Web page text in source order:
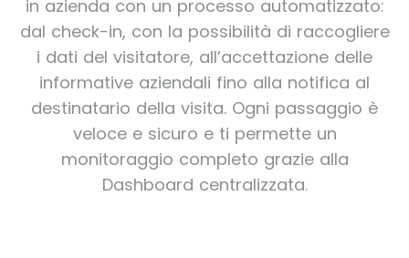
in azienda con un processo automatizzato:
dal check-in, con la possibilità di raccogliere
i dati del visitatore, all’accettazione delle
informative aziendali fino alla notifica al
destinatario della visita. Ogni passaggio è
veloce e sicuro e ti permette un
monitoraggio completo grazie alla
Dashboard centralizzata.